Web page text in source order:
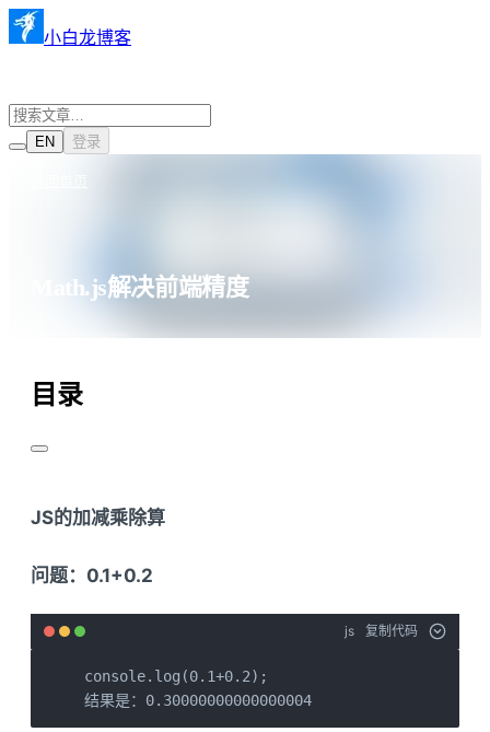
小白龙博客
EN 登录
Math.js解决前端精度
· ·
目录
JS的加减乘除算
问题：0.1+0.2
js 复制代码
console.log(0.1+0.2);
结果是：0.30000000000000004